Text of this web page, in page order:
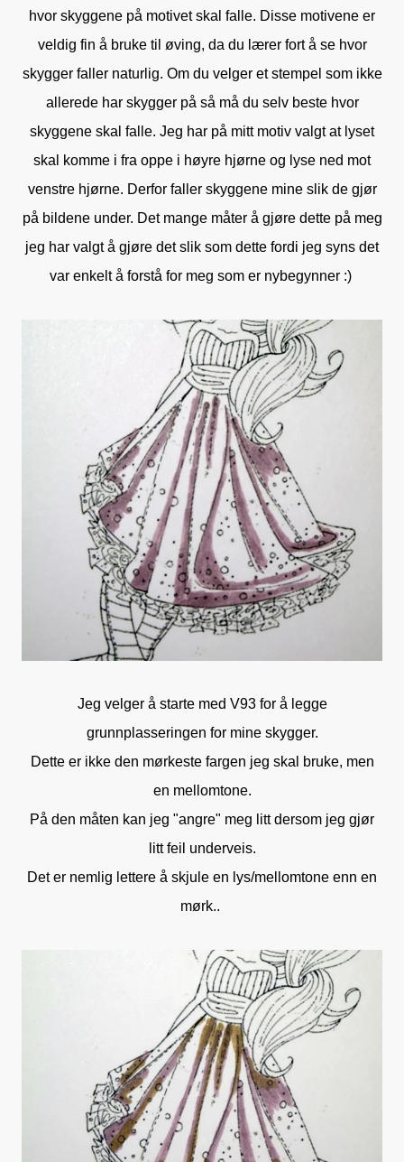
hvor skyggene på motivet skal falle. Disse motivene er
veldig fin å bruke til øving, da du lærer fort å se hvor
skygger faller naturlig. Om du velger et stempel som ikke
allerede har skygger på så må du selv beste hvor
skyggene skal falle. Jeg har på mitt motiv valgt at lyset
skal komme i fra oppe i høyre hjørne og lyse ned mot
venstre hjørne. Derfor faller skyggene mine slik de gjør
på bildene under. Det mange måter å gjøre dette på meg
jeg har valgt å gjøre det slik som dette fordi jeg syns det
var enkelt å forstå for meg som er nybegynner :)
Jeg velger å starte med V93 for å legge
grunnplasseringen for mine skygger.
Dette er ikke den mørkeste fargen jeg skal bruke, men
en mellomtone.
På den måten kan jeg "angre" meg litt dersom jeg gjør
litt feil underveis.
Det er nemlig lettere å skjule en lys/mellomtone enn en
mørk..